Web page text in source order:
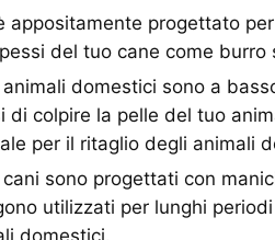
appositamente progettato
del tuo cane come burro
domestici sono a
di colpire la pelle del tuo
per il ritaglio degli animali
sono progettati con
utilizzati per lunghi
domestici.